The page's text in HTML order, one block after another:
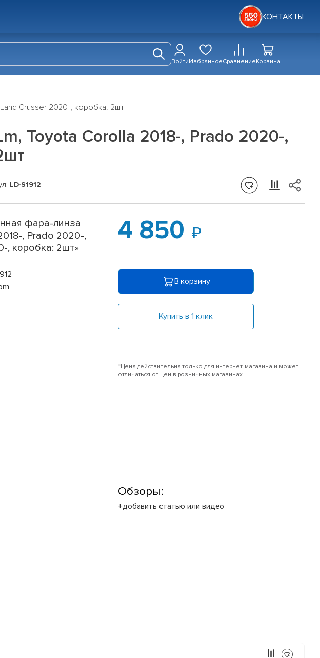
КОНТАКТЫ
ВойтиИзбранноеСравнениеКорзина
Crusser 2020-, коробка: 2шт
Toyota Corolla 2018-, Prado 2020-,
LD-S1912
фара-линза
, Prado 2020-,
, коробка: 2шт»
4 850
В корзину
Купить в 1 клик
*Цена действительна только для интернет-магазина и может
отличаться от цен в розничных магазинах
Обзоры:
+добавить статью или видео